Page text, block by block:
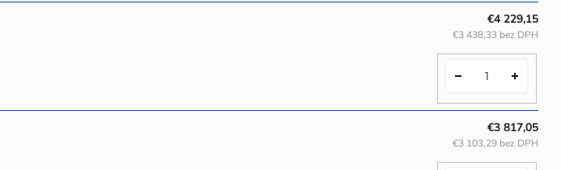
€4 229,15
€3 438,33 bez DPH
€3 817,05
€3 103,29 bez DPH